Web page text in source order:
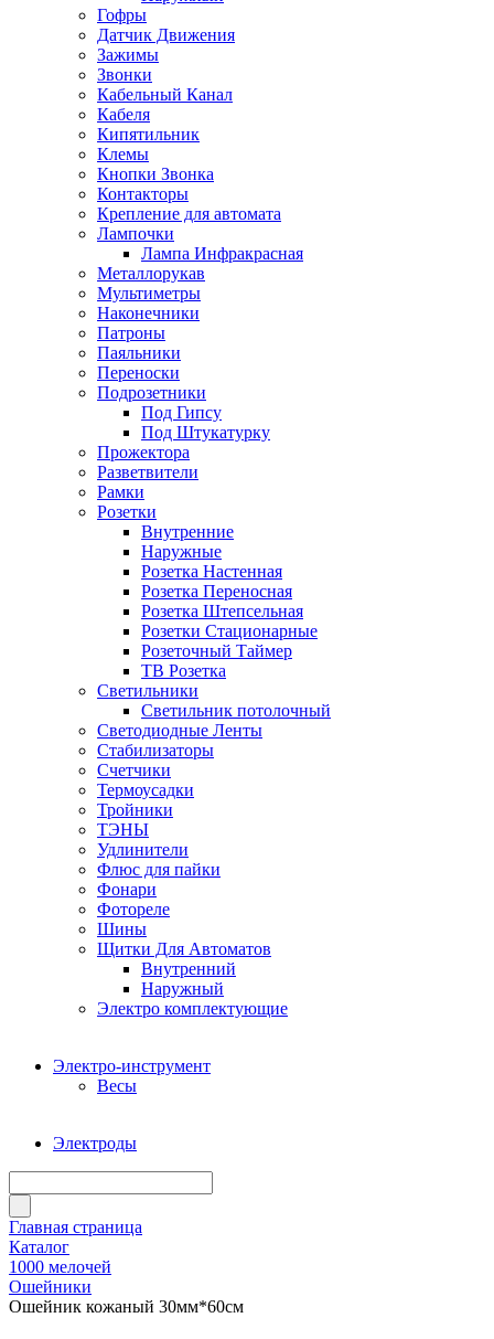
Гофры
Датчик Движения
Зажимы
Звонки
Кабельный Канал
Кабеля
Кипятильник
Клемы
Кнопки Звонка
Контакторы
Крепление для автомата
Лампочки
Лампа Инфракрасная
Металлорукав
Мультиметры
Наконечники
Патроны
Паяльники
Переноски
Подрозетники
Под Гипсу
Под Штукатурку
Прожектора
Разветвители
Рамки
Розетки
Внутренние
Наружные
Розетка Настенная
Розетка Переносная
Розетка Штепсельная
Розетки Стационарные
Розеточный Таймер
ТВ Розетка
Светильники
Светильник потолочный
Светодиодные Ленты
Стабилизаторы
Счетчики
Термоусадки
Тройники
ТЭНЫ
Удлинители
Флюс для пайки
Фонари
Фотореле
Шины
Щитки Для Автоматов
Внутренний
Наружный
Электро комплектующие
Электро-инструмент
Весы
Электроды
Главная страница
Каталог
1000 мелочей
Ошейники
Ошейник кожаный 30мм*60см